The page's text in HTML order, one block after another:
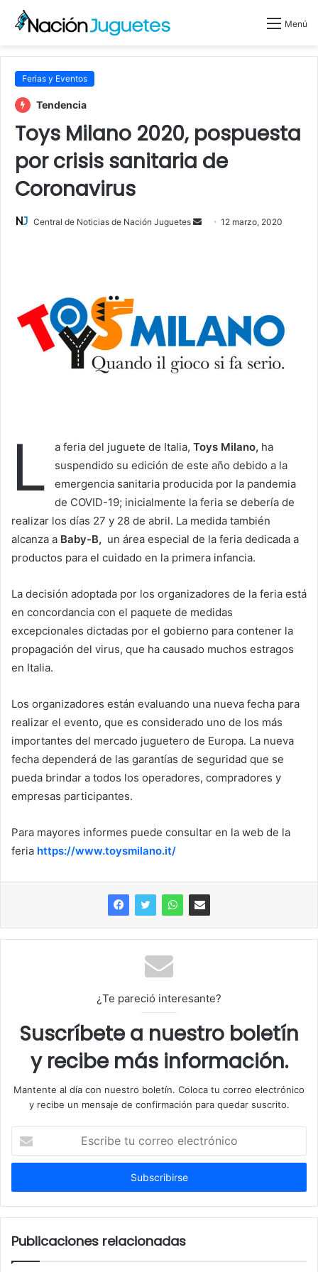
Menú
Ferias y Eventos
Tendencia
Toys Milano 2020, pospuesta
por crisis sanitaria de
Coronavirus
Central de Noticias de Nación Juguetes
e
m
a
12 marzo, 2020
L a feria del juguete de Italia, Toys Milano, ha
suspendido su edición de este año debido a la
emergencia sanitaria producida por la pandemia
de COVID-19; inicialmente la feria se debería de
realizar los días 27 y 28 de abril. La medida también
alcanza a Baby-B, un área especial de la feria dedicada a
productos para el cuidado en la primera infancia.
La decisión adoptada por los organizadores de la feria está
en concordancia con el paquete de medidas
excepcionales dictadas por el gobierno para contener la
propagación del virus, que ha causado muchos estragos
en Italia.
Los organizadores están evaluando una nueva fecha para
realizar el evento, que es considerado uno de los más
importantes del mercado juguetero de Europa. La nueva
fecha dependerá de las garantías de seguridad que se
pueda brindar a todos los operadores, compradores y
empresas participantes.
Para mayores informes puede consultar en la web de la
feria https://www.toysmilano.it/
¿Te pareció interesante?
Suscríbete a nuestro boletín
y recibe más información.
Mantente al día con nuestro boletín. Coloca tu correo electrónico
y recibe un mensaje de confirmación para quedar suscrito.
c
i
b
t
c
Publicaciones relacionadas